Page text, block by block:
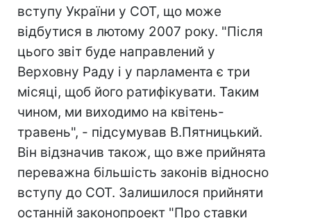
вступу України у СОТ, що може
відбутися в лютому 2007 року. "Після
цього звіт буде направлений у
Верховну Раду і у парламента є три
місяці, щоб його ратифікувати. Таким
чином, ми виходимо на квітень-
травень", - підсумував В.Пятницький.
Він відзначив також, що вже прийнята
переважна більшість законів відносно
вступу до СОТ. Залишилося прийняти
останній законопроект "Про ставки